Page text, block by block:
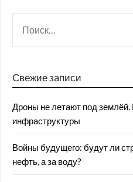
Свежие записи
Дроны не летают под землёй.
инфраструктуры
Войны будущего: будут ли
нефть, а за воду?